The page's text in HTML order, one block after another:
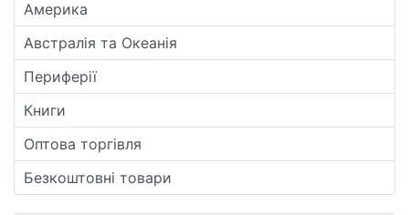
Америка
Австралія та Океанія
Периферії
Книги
Оптова торгівля
Безкоштовні товари